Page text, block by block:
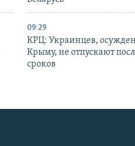
09:29
КРЦ: Украинцев,
Крыму, не отпускают
сроков